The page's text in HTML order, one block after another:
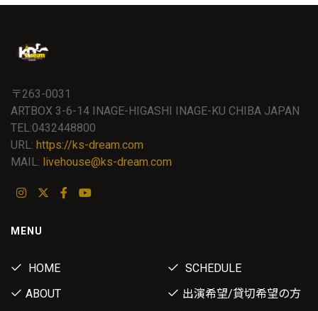
〒263-0031
ARTBOX 3-6-14 INAGE-HIGASHI INAGE-KU CHIBA JAPAN
TEL:0432448800
URL: https://ks-dream.com
MAIL: livehouse@ks-dream.com
MENU
HOME
SCHEDULE
ABOUT
出演希望/貸切希望の方